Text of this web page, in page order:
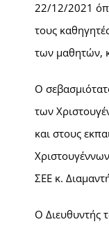
22/12/2021
τους
των μαθητών,
Ο
των
και στους
ΣΕΕ κ.
Ο Διευθυντής